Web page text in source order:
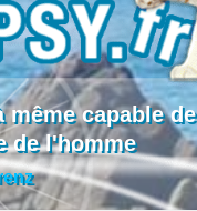
capable
de l'homme